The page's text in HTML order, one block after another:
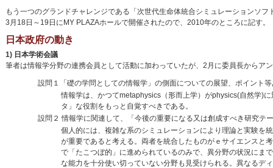
もう一つのグランドチャレンジである「次世代生命体統合シミュレーションソ
3月18日～19日にMY PLAZAホールで開催されたので、2010年のところに記す。
日本政府の動き
1) 日本学術会議
筆者は情報学分野の連携会員として活動に加わっていたが、2月に委員長からア
設問１「礎の学問としての情報学」の側面についての展望、ポイント
情報学は、かつてmetaphysics（形而上学）がphysics(自然学)
タ」な役割をもっと自覚すべきである。
設問２ 情報学に関連して、「今後の重要になる又は創成すべき研究テ
個人的には、複雑な系のシミュレーションにより理論と実験を
が重要であると考える。両者を統合したものがｅサイエンスと
で「たこつぼ的」に進められているのみで、異分野の状況にま
な能力を十分使い切っていない分野も見受けられる。異なるデ